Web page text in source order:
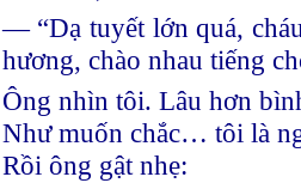
— “Dạ tuyết lớn quá,
hương, chào nhau tiếng
Ông nhìn tôi. Lâu hơn
Như muốn chắc… tôi là
Rồi ông gật nhẹ: